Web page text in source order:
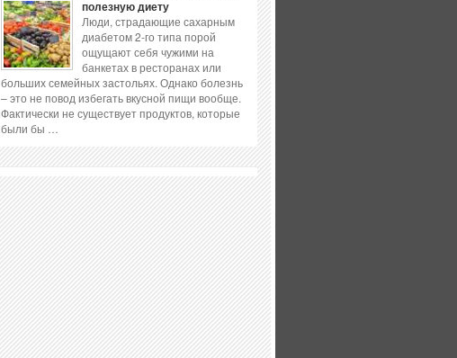
полезную диету
Люди, страдающие сахарным
диабетом 2-го типа порой
ощущают себя чужими на
банкетах в ресторанах или
больших семейных застольях. Однако болезнь
– это не повод избегать вкусной пищи вообще.
Фактически не существует продуктов, которые
были бы …